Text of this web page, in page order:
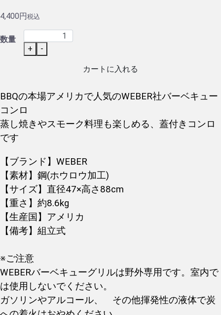
4,400円税込
数量
+
-
カートに入れる
BBQの本場アメリカで人気のWEBER社バーベキュー
コンロ
蒸し焼きやスモーク料理も楽しめる、蓋付きコンロ
です
【ブランド】WEBER
【素材】鋼(ホウロウ加工)
【サイズ】直径47×高さ88cm
【重さ】約8.6kg
【生産国】アメリカ
【備考】組立式
※ご注意
WEBERバーベキューグリルは野外専用です。室内で
は使用しないでください。
ガソリンやアルコール、 その他揮発性の液体で炭